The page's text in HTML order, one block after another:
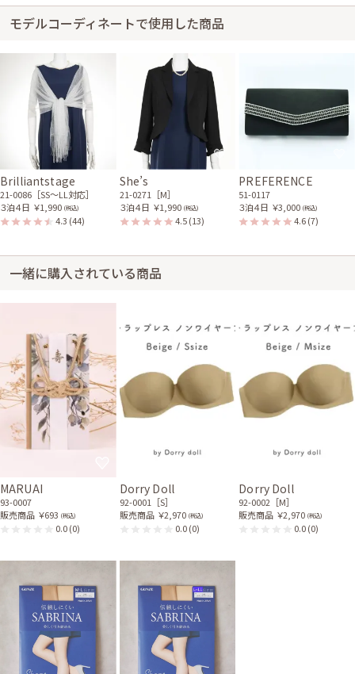
羽織物がもう少し増えるといいと思います。 返送用のテープが同封されて
いると嬉しいです。
ワンピの魔法からのご返信
【検討中】ご要望のシルバー系の羽織物を増やしていきます!ご意見ありが
とうございます!
レンタル/購入した商品
シルバーのラメ入りストー
ル
21-0086
30代前半2019/03/10
結婚式 (友人として)
しまいましたが、デザインはすごく気に入りました。 見た目はすごく体の
ステキなドレス、ありがとうございます。 デザインもとてもよく、また利
用しようと思っています。
モデルコーディネートで使用した商品
Brilliantstage
21-0086［SS〜LL対応］
３泊４日 ￥1,990 (税込)
4.3 (44)
She’s
21-0271［M］
３泊４日 ￥1,990 (税込)
4.5(13)
PREFERENCE
51-0117
３泊４日 ￥3,000 (税込)
4.6(7)
一緒に購入されている商品
MARUAI
93-0007
販売商品 ￥693 (税込)
0.0(0)
Dorry Doll
92-0001［S］
販売商品 ￥2,970 (税込)
0.0(0)
Dorry Doll
92-0002［M］
販売商品 ￥2,970 (税込)
0.0(0)